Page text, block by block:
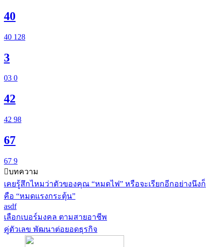
40
40 128
3
03 0
42
42 98
67
67 9
บทความ
เคยรู้สึกไหมว่าตัวของคุณ “หมดไฟ” หรือจะเรียกอีกอย่างนึงก็
คือ “หมดแรงกระตุ้น”
asdf
เลือกเบอร์มงคล ตามสายอาชีพ
คู่ตัวเลข พัฒนาต่อยอดธุรกิจ